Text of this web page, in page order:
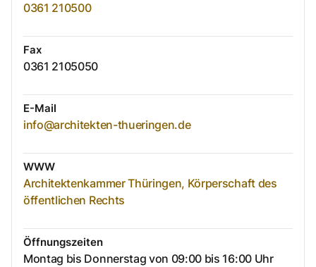
0361 210500
Fax
0361 2105050
E-Mail
info@architekten-thueringen.de
WWW
Architektenkammer Thüringen, Körperschaft des
öffentlichen Rechts
Öffnungszeiten
Montag bis Donnerstag von 09:00 bis 16:00 Uhr